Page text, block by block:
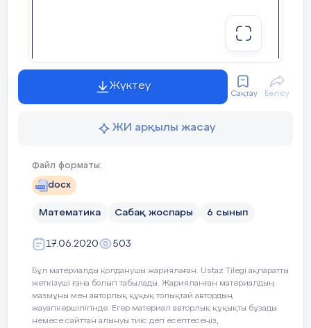
5 минут
а) берілгендер қатарының ең үлкен
ә) берілгендер қатарының ең кіші мәні
б) ауытқу
в) медиана
Сергіту cәті:
№3тапсырма. Жеке жұмыс. Оқулықпен
Жеке жұмыс.
Жүктеу
Сақтау Бөлісу
ЖИ арқылы жасау
Файл форматы:
docx
Математика Сабақ жоспары 6 сынып
17.06.2020 503
Бұл материалды қолданушы жариялаған. Ustaz Tilegi ақпаратты
жеткізуші ғана болып табылады. Жарияланған материалдың
мазмұны мен авторлық құқық толықтай автордың
жауапкершілігінде. Егер материал авторлық құқықты бұзады
немесе сайттан алынуы тиіс деп есептесеңіз,